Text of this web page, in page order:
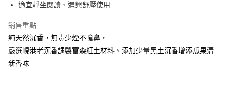
Google Pay
全盈+PAY
【關於「AFTEE先享後付」】
適宜靜坐閱讀、遣興舒壓使用
銷售重點
純天然沉香，無毒少煙不嗆鼻，
嚴選峴港老沉香調製富森紅土材料、添加少量黑土沉香增添瓜果清
新香味